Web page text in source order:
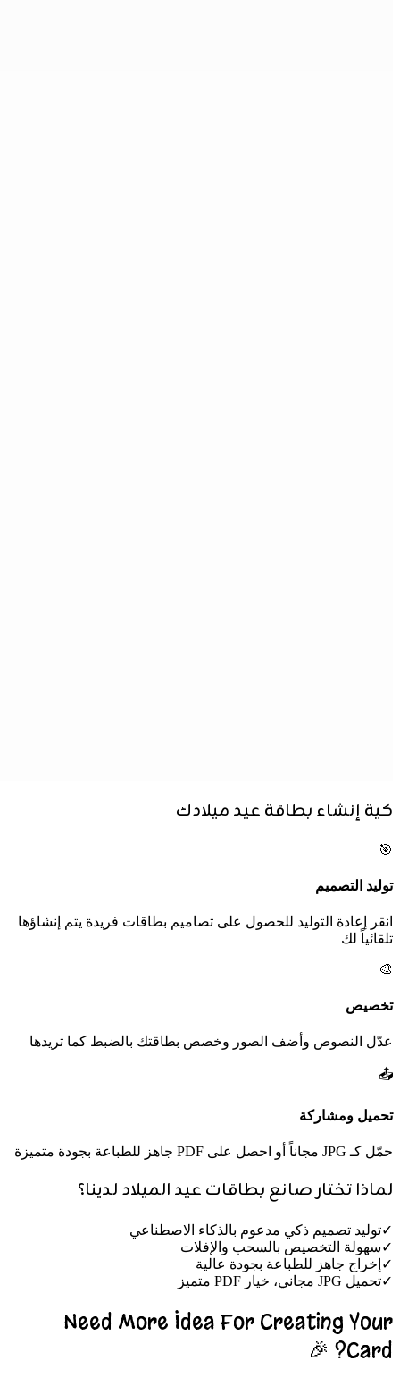
كية إنشاء بطاقة عيد ميلادك
🎯
توليد التصميم
انقر إعادة التوليد للحصول على تصاميم بطاقات فريدة يتم إنشاؤها
تلقائياً لك
🎨
تخصيص
عدّل النصوص وأضف الصور وخصص بطاقتك بالضبط كما تريدها
📤
تحميل ومشاركة
حمّل كـ JPG مجاناً أو احصل على PDF جاهز للطباعة بجودة متميزة
لماذا تختار صانع بطاقات عيد الميلاد لدينا؟
✓توليد تصميم ذكي مدعوم بالذكاء الاصطناعي
✓سهولة التخصيص بالسحب والإفلات
✓ إخراج جاهز للطباعة بجودة عالية
✓تحميل JPG مجاني، خيار PDF متميز
Need More Idea For Creating Your
Card? 🎉